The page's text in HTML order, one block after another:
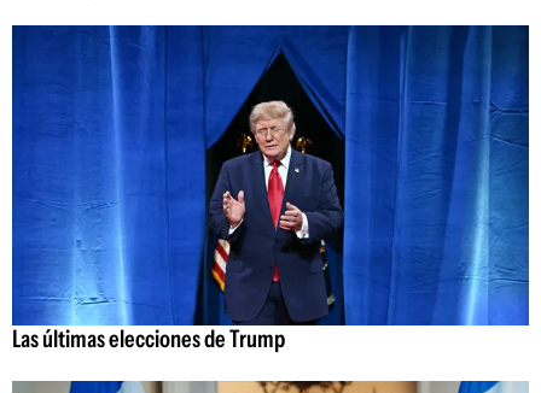
Las últimas elecciones de Trump